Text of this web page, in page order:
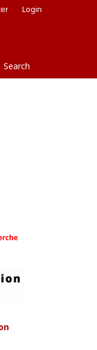
Search
Login